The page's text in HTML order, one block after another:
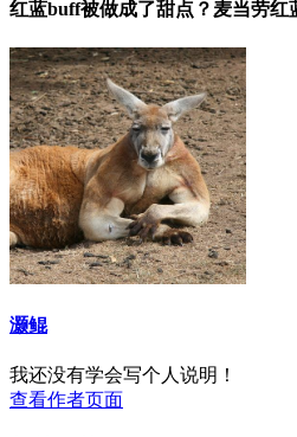
红蓝buff被做成了甜点？麦当劳红
灏鲲
我还没有学会写个人说明！
查看作者页面